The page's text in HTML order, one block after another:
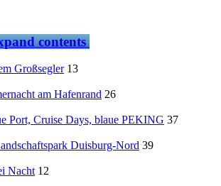
contents
Großsegler 13
am Hafenrand 26
Port, Cruise Days, blaue PEKING 37
Duisburg-Nord 39
Nacht 12